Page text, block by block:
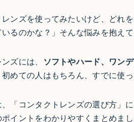
レンズを使ってみたいけど、ど
いるのかな？」そんな悩みを抱え
ズには、
ソフトやハード、ワン
初めての人はもちろん、すでに使
、「コンタクトレンズの選び方」
イントをわかりやすくまとめま